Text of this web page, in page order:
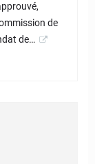
de
de…